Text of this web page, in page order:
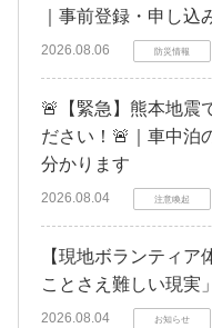
｜事前登録・申し
2026.08.06 防災情報
🚨【緊急】熊本地震
ださい！🚨｜車中泊
分かります
2026.08.04 注意喚起
【現地ボランティ
ことさえ難しい現実
2026.08.04 お知らせ